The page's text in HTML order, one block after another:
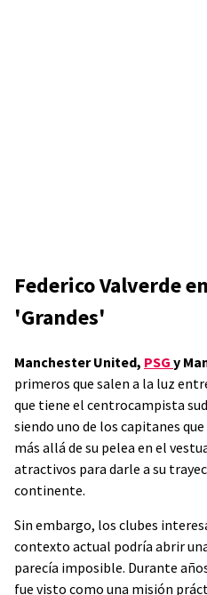
Federico Valverde
'Grandes'
Manchester United, PSG y
primeros que salen a la luz
que tiene el centrocampista
siendo uno de los capitanes
más allá de su pelea en el
atractivos para darle a su
continente.
Sin embargo, los clubes
contexto actual podría abrir
parecía imposible. Durante
fue visto como una misión